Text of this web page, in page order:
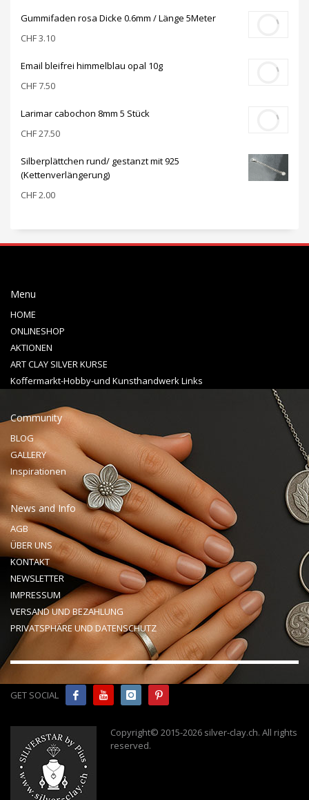
Gummifaden rosa Dicke 0.6mm / Länge 5Meter
CHF3.10
Email bleifrei himmelblau opal 10g
CHF7.50
Larimar cabochon 8mm 5 Stück
CHF27.50
Silberplättchen rund/ gestanzt mit 925
(Kettenverlängerung)
CHF2.00
Menu
HOME
ONLINESHOP
AKTIONEN
ART CLAY SILVER KURSE
Koffermarkt-Hobby-und Kunsthandwerk Links
Community
BLOG
GALLERY
Inspirationen
News and Info
AGB
ÜBER UNS
KONTAKT
NEWSLETTER
IMPRESSUM
VERSAND UND BEZAHLUNG
PRIVATSPHÄRE UND DATENSCHUTZ
GET SOCIAL
Copyright© 2015-2026 silver-clay.ch. All rights
reserved.